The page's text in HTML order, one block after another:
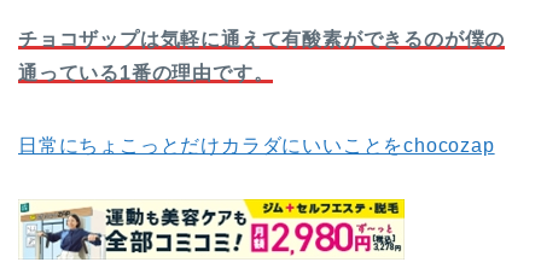
チョコザップは気軽に通えて有酸素ができるのが僕の
通っている1番の理由です。
日常にちょこっとだけカラダにいいことをchocozap